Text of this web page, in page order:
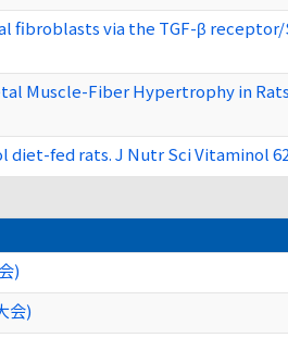
via the TGF-β receptor/
Muscle-Fiber Hypertrophy in
fed rats. J Nutr Sci Vitaminol
)
会)